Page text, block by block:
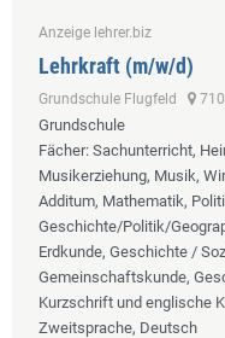
Anzeige lehrer.biz
Lehrkraft (m/w/d)
Grundschule Flugfeld
Grundschule
Fächer: Sachunterricht,
Musikerziehung, Musik,
Additum, Mathematik,
Geschichte/Politik/
Erdkunde, Geschichte /
Gemeinschaftskunde,
Kurzschrift und englische
Zweitsprache, Deutsch